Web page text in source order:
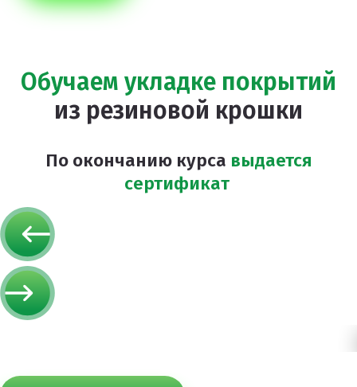
Обучаем укладке покрытий
из резиновой крошки
По окончанию курса выдается
сертификат